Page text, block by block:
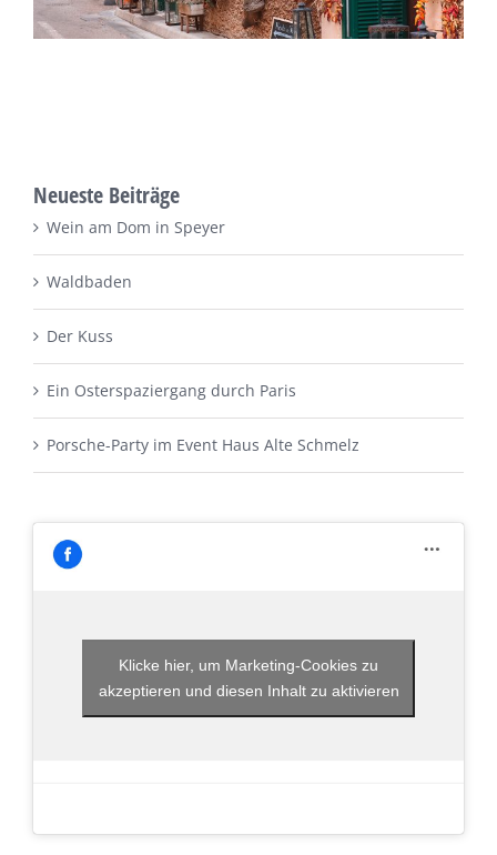
Neueste Beiträge
Wein am Dom in Speyer
Waldbaden
Der Kuss
Ein Osterspaziergang durch Paris
Porsche-Party im Event Haus Alte Schmelz
Klicke hier, um Marketing-Cookies zu
akzeptieren und diesen Inhalt zu aktivieren